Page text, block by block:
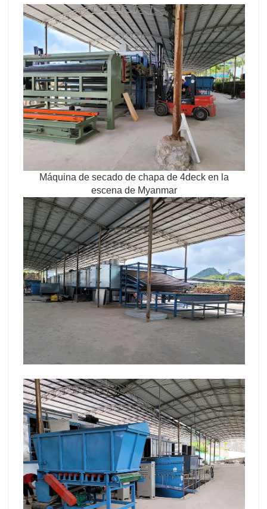
Máquina de secado de chapa de 4deck en la
escena de Myanmar